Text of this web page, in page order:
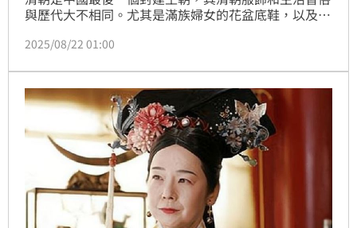
與歷代大不相同。尤其是滿族婦女的花盆底鞋，以及滿
時，只要見到這種造型，就能立刻判斷是清朝背景。此
部，慈禧太后非常喜愛這種鞋款；然而，這種鞋子對滿
清來說不僅是時尚象徵，還有其背後的歷史故事和實用
意義。（記者唐家興）
2025/08/22 01:00